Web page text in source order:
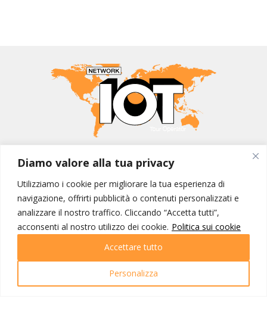
Diamo valore alla tua privacy
Utilizziamo i cookie per migliorare la tua esperienza di
navigazione, offrirti pubblicità o contenuti personalizzati e
analizzare il nostro traffico. Cliccando “Accetta tutti”,
acconsenti al nostro utilizzo dei cookie. Politica sui cookie
Personalizza
Accettare tutto
Corporate
Contatti
I NOSTRI PRODOTTI
Destinazioni
Partenze
Newsletter
Tutti i viaggi